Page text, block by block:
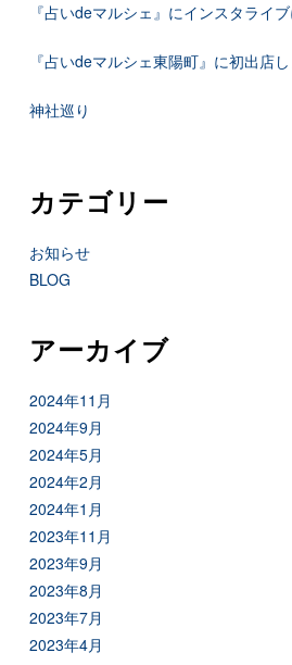
『占いdeマルシェ』にインスタライ
『占いdeマルシェ東陽町』に初出店し
神社巡り
カテゴリー
お知らせ
BLOG
アーカイブ
2024年11月
2024年9月
2024年5月
2024年2月
2024年1月
2023年11月
2023年9月
2023年8月
2023年7月
2023年4月